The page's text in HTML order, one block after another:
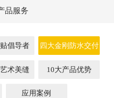
品服务
倡导者 四大金刚防水交付
术美缝 10大产品优势
应用案例